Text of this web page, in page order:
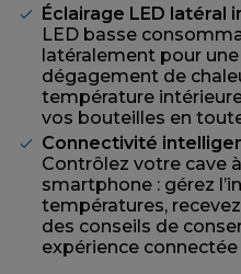
Éclairage LED latéral
LED basse
latéralement pour
dégagement de
température
vos bouteilles en
Connectivité
Contrôlez votre cave
smartphone : gérez
températures,
des conseils de
expérience